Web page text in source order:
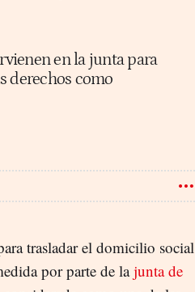
en la junta para
derechos como
trasladar el domicilio social
por parte de lajunta de